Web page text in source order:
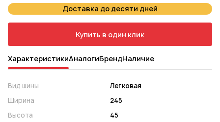
Доставка до десяти дней
Купить в один клик
ХарактеристикиАналогиБрендНаличие
Вид шины
Легковая
Ширина
245
Высота
45